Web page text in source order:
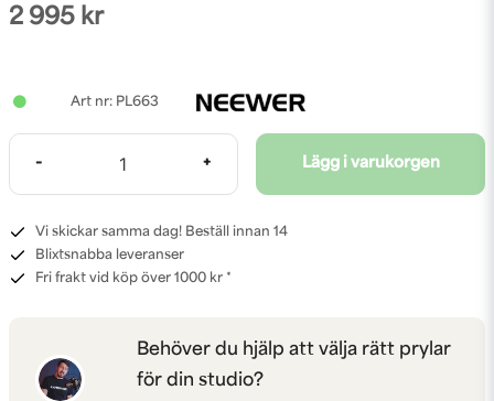
2 995 kr
PL663
- + Lägg i varukorgen
Vi skickar samma dag! Beställ innan 14
Blixtsnabba leveranser
Fri frakt vid köp över 1000 kr *
Behöver du hjälp att välja rätt prylar
för din studio?